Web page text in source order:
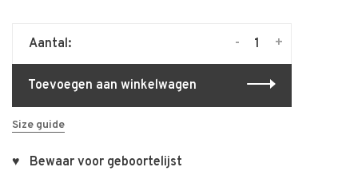
Aantal: +
-
Toevoegen aan winkelwagen
Size guide
♥ Bewaar voor geboortelijst